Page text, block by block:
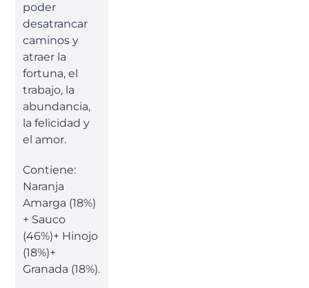
poder
desatrancar
caminos y
atraer la
fortuna, el
trabajo, la
abundancia,
la felicidad y
el amor.
Contiene:
Naranja
Amarga (18%)
+ Sauco
(46%)+ Hinojo
(18%)+
Granada (18%).